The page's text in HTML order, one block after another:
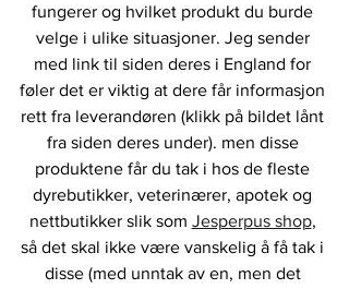
fungerer og hvilket produkt du burde
velge i ulike situasjoner. Jeg sender
med link til siden deres i England for
føler det er viktig at dere får informasjon
rett fra leverandøren (klikk på bildet lånt
fra siden deres under). men disse
produktene får du tak i hos de fleste
dyrebutikker, veterinærer, apotek og
nettbutikker slik som Jesperpus shop,
så det skal ikke være vanskelig å få tak i
disse (med unntak av en, men det